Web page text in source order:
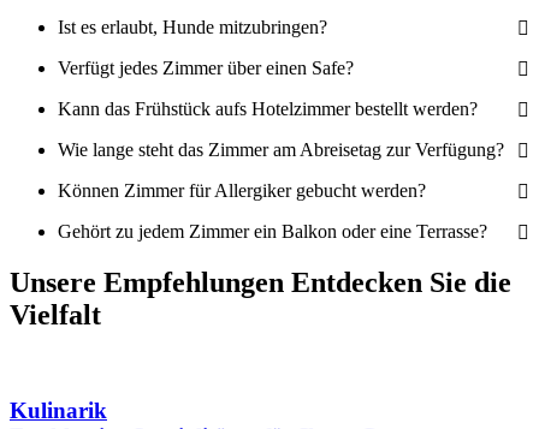
Ist es erlaubt, Hunde mitzubringen?
Verfügt jedes Zimmer über einen Safe?
Kann das Frühstück aufs Hotelzimmer bestellt werden?
Wie lange steht das Zimmer am Abreisetag zur Verfügung?
Können Zimmer für Allergiker gebucht werden?
Gehört zu jedem Zimmer ein Balkon oder eine Terrasse?
Unsere Empfehlungen Entdecken Sie die
Vielfalt
Kulinarik